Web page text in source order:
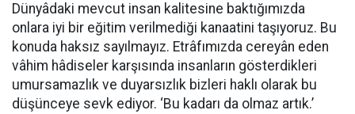
Dünyâdaki mevcut insan kalitesine baktığımızda
onlara iyi bir eğitim verilmediği kanaatini taşıyoruz. Bu
konuda haksız sayılmayız. Etrâfımızda cereyân eden
vâhim hâdiseler karşısında insanların gösterdikleri
umursamazlık ve duyarsızlık bizleri haklı olarak bu
düşünceye sevk ediyor. ‘Bu kadarı da olmaz artık.’